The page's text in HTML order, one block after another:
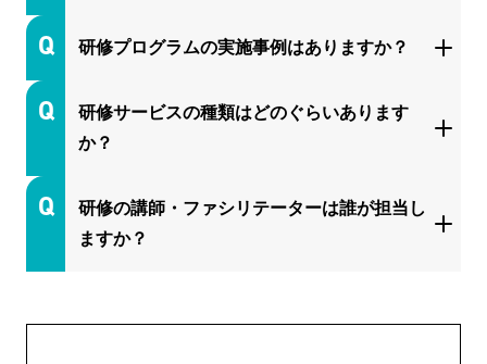
研修プログラムの実施事例はありますか？
研修サービスの種類はどのぐらいあります
か？
研修の講師・ファシリテーターは誰が担当し
ますか？